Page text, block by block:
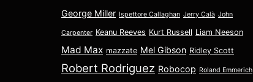
George Miller Ispettore Callaghan Jerry Calà John
Carpenter Keanu Reeves Kurt Russell Liam Neeson
Mad Max mazzate Mel Gibson Ridley Scott
Robert Rodriguez Robocop Roland Emmerich